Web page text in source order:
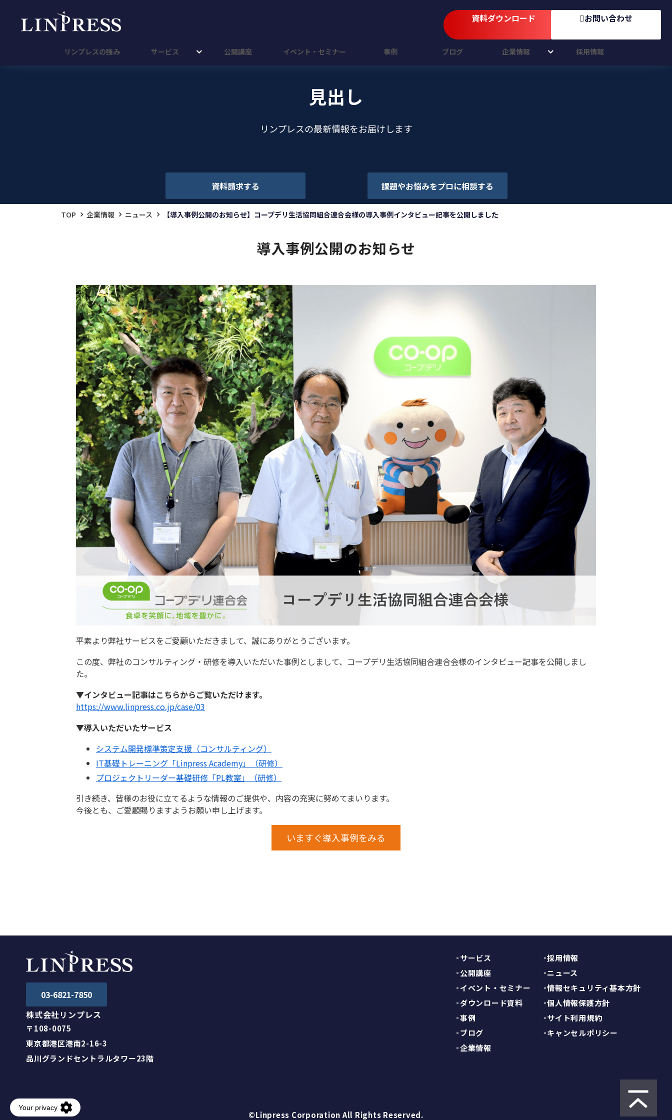
資料ダウンロード お問い合わせ
リンプレスの強み サービス 公開講座 イベント・セミナー 事例 ブログ 企業情報 採用情報
見出し
リンプレスの最新情報をお届けします
資料請求する 課題やお悩みをプロに相談する
TOP 企業情報 ニュース 【導入事例公開のお知らせ】コープデリ生活協同組合連合会様の導入事例インタビュー記事を公開しました
導入事例公開のお知らせ
平素より弊社サービスをご愛顧いただきまして、誠にありがとうございます。
この度、弊社のコンサルティング・研修を導入いただいた事例としまして、コープデリ生活協同組合連合会様のインタビュー記事を公開しまし
た。
▼インタビュー記事はこちらからご覧いただけます。
https://www.linpress.co.jp/case/03
▼導入いただいたサービス
システム開発標準策定支援（コンサルティング）
IT基礎トレーニング「Linpress Academy」（研修）
プロジェクトリーダー基礎研修「PL教室」（研修）
引き続き、皆様のお役に立てるような情報のご提供や、内容の充実に努めてまいります。
今後とも、ご愛顧賜りますようお願い申し上げます。
いますぐ導入事例をみる
03-6821-7850
株式会社リンプレス
〒108-0075
東京都港区港南2-16-3
品川グランドセントラルタワー23階
サービス
公開講座
イベント・セミナー
ダウンロード資料
事例
ブログ
企業情報
採用情報
ニュース
情報セキュリティ基本方針
個人情報保護方針
サイト利用規約
キャンセルポリシー
©Linpress Corporation All Rights Reserved.